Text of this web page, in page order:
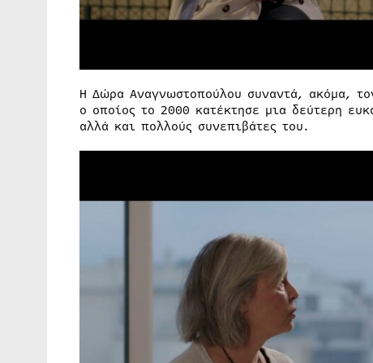
Η Δώρα Αναγνωστοπούλου συναντά, ακόμα,
ο οποίος το 2000 κατέκτησε μια δεύτερη
αλλά και πολλούς συνεπιβάτες του.